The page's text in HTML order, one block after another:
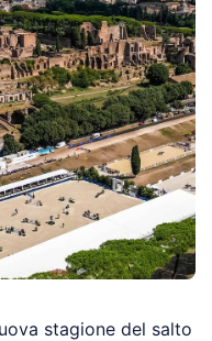
stagione del salto